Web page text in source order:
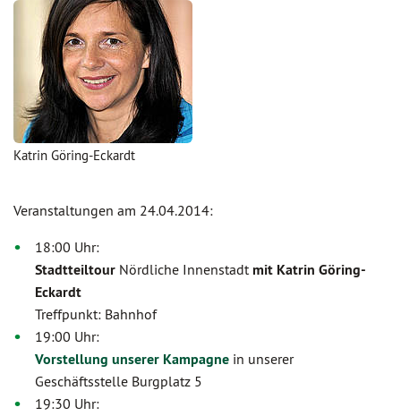
Katrin Göring-Eckardt
Veranstaltungen am 24.04.2014:
18:00 Uhr:
Stadtteiltour Nördliche Innenstadt mit Katrin Göring-
Eckardt
Treffpunkt: Bahnhof
19:00 Uhr:
Vorstellung unserer Kampagne in unserer
Geschäftsstelle Burgplatz 5
19:30 Uhr: